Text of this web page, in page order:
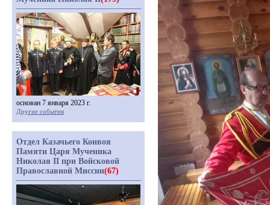
основан 7 января 2023 г.
Другие события
Отдел Казачьего Конвоя
Памяти Царя Мученика
Николая II при Войсковой
Православной Миссии(67)